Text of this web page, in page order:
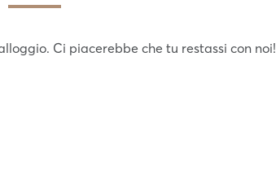
Ci piacerebbe che tu restassi con noi!